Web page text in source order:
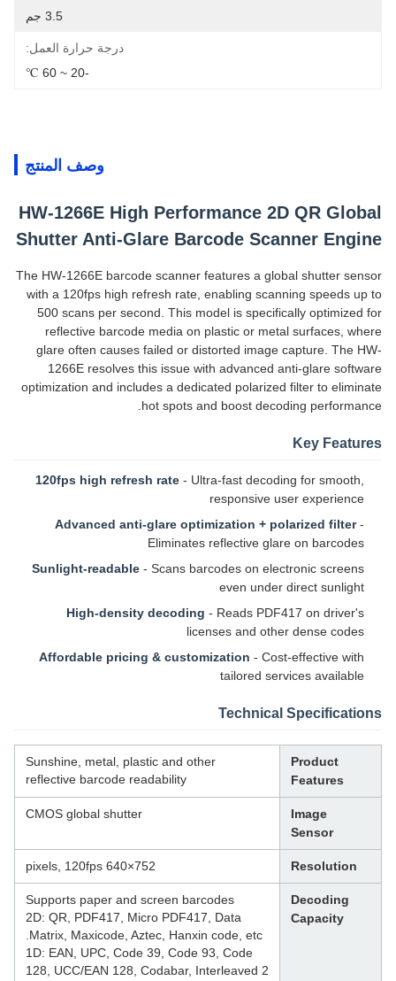
3.5 جم
درجة حرارة العمل:
-20 ~ 60 ℃
وصف المنتج
HW-1266E High Performance 2D QR Global
Shutter Anti-Glare Barcode Scanner Engine
The HW-1266E barcode scanner features a global shutter sensor
with a 120fps high refresh rate, enabling scanning speeds up to
500 scans per second. This model is specifically optimized for
reflective barcode media on plastic or metal surfaces, where
glare often causes failed or distorted image capture. The HW-
1266E resolves this issue with advanced anti-glare software
optimization and includes a dedicated polarized filter to eliminate
hot spots and boost decoding performance.
Key Features
120fps high refresh rate - Ultra-fast decoding for smooth,
responsive user experience
Advanced anti-glare optimization + polarized filter-
Eliminates reflective glare on barcodes
Sunlight-readable - Scans barcodes on electronic screens
even under direct sunlight
High-density decoding - Reads PDF417 on driver's
licenses and other dense codes
Affordable pricing & customization - Cost-effective with
tailored services available
Technical Specifications
Product
Features
Sunshine, metal, plastic and other
reflective barcode readability
Image
Sensor
CMOS global shutter
Resolution
752×640 pixels, 120fps
Decoding
Capacity
Supports paper and screen barcodes
2D: QR, PDF417, Micro PDF417, Data
Matrix, Maxicode, Aztec, Hanxin code, etc.
1D: EAN, UPC, Code 39, Code 93, Code
128, UCC/EAN 128, Codabar, Interleaved 2